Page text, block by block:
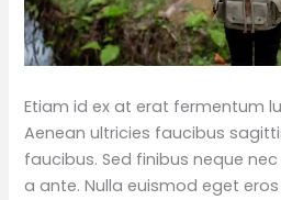
Etiam id ex at erat fermentum
Aenean ultricies faucibus
faucibus. Sed finibus neque
a ante. Nulla euismod eget